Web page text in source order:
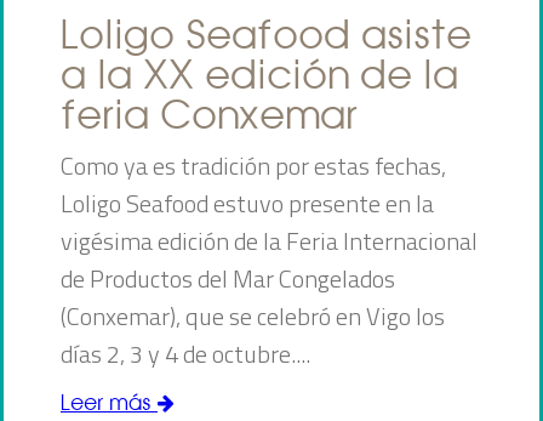
Loligo Seafood asiste
a la XX edición de la
feria Conxemar
Como ya es tradición por estas fechas,
Loligo Seafood estuvo presente en la
vigésima edición de la Feria Internacional
de Productos del Mar Congelados
(Conxemar), que se celebró en Vigo los
días 2, 3 y 4 de octubre....
Leer más